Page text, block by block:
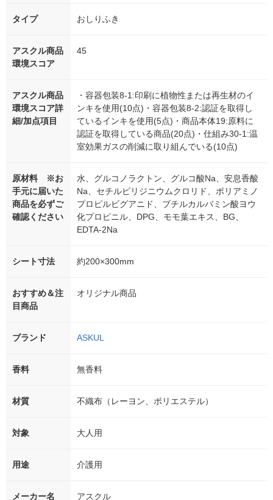
タイプ おしりふき
アスクル商品
環境スコア
45
アスクル商品
環境スコア詳
細/加点項目
・容器包装8-1:印刷に植物性または再生材のイ
ンキを使用(10点)・容器包装8-2:認証を取得し
ているインキを使用(5点)・商品本体19:原料に
認証を取得している商品(20点)・仕組み30-1:温
室効果ガスの削減に取り組んでいる(10点)
原材料 ※お
手元に届いた
商品を必ずご
確認ください
水、グルコノラクトン、グルコ酸Na、安息香酸
Na、セチルピリジニウムクロリド、ポリアミノ
プロピルビグアニド、ブチルカルバミン酸ヨウ
化プロピニル、DPG、モモ葉エキス、BG、
EDTA-2Na
シート寸法 約200×300mm
おすすめ＆注
目商品
オリジナル商品
ブランド ASKUL
香料 無香料
材質 不織布（レーヨン、ポリエステル）
対象 大人用
用途 介護用
メーカー名 アスクル